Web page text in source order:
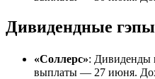
Дивидендные гэпы
«Соллерс»: Дивиденды
выплаты — 27 июня.